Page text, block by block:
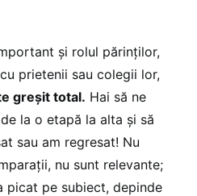
și rolul părinților,
prietenii sau colegii lor,
greșit total. Hai să ne
la o etapă la alta și să
sau am regresat! Nu
nu sunt relevante;
picat pe subiect, depinde